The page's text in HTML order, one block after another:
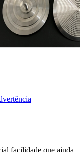
facilidade que ajuda